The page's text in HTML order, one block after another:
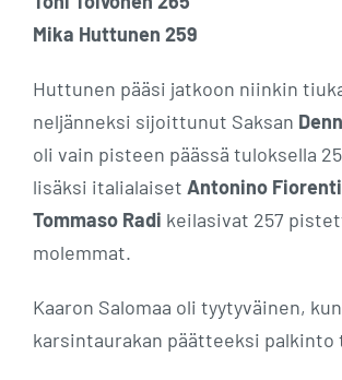
Mika Huttunen 259
Huttunen pääsi jatkoon niinkin
neljänneksi sijoittunut Saksan
oli vain pisteen päässä tuloksella
lisäksi italialaiset Antonino
Tommaso Radi keilasivat 257
molemmat.
Kaaron Salomaa oli tyytyväinen,
karsintaurakan päätteeksi palkinto